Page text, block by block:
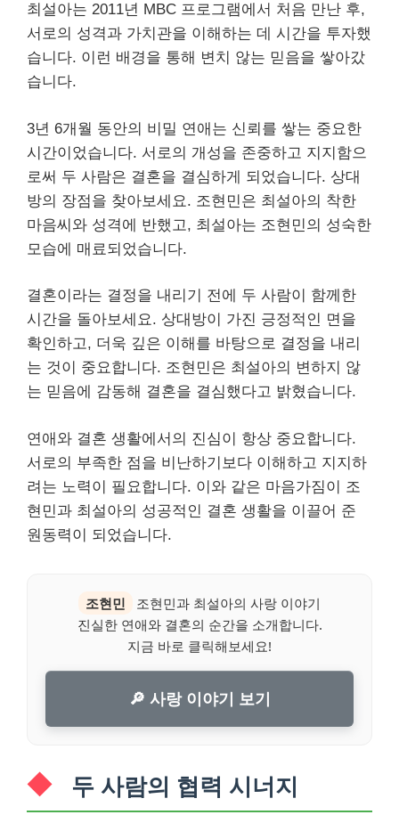
최설아는 2011년 MBC 프로그램에서 처음 만난 후,
서로의 성격과 가치관을 이해하는 데 시간을 투자했
습니다. 이런 배경을 통해 변치 않는 믿음을 쌓아갔
습니다.
3년 6개월 동안의 비밀 연애는 신뢰를 쌓는 중요한
시간이었습니다. 서로의 개성을 존중하고 지지함으
로써 두 사람은 결혼을 결심하게 되었습니다. 상대
방의 장점을 찾아보세요. 조현민은 최설아의 착한
마음씨와 성격에 반했고, 최설아는 조현민의 성숙한
모습에 매료되었습니다.
결혼이라는 결정을 내리기 전에 두 사람이 함께한
시간을 돌아보세요. 상대방이 가진 긍정적인 면을
확인하고, 더욱 깊은 이해를 바탕으로 결정을 내리
는 것이 중요합니다. 조현민은 최설아의 변하지 않
는 믿음에 감동해 결혼을 결심했다고 밝혔습니다.
연애와 결혼 생활에서의 진심이 항상 중요합니다.
서로의 부족한 점을 비난하기보다 이해하고 지지하
려는 노력이 필요합니다. 이와 같은 마음가짐이 조
현민과 최설아의 성공적인 결혼 생활을 이끌어 준
원동력이 되었습니다.
조현민
조현민과 최설아의 사랑 이야기
진실한 연애와 결혼의 순간을 소개합니다.
지금 바로 클릭해보세요!
🔎 사랑 이야기 보기
두 사람의 협력 시너지